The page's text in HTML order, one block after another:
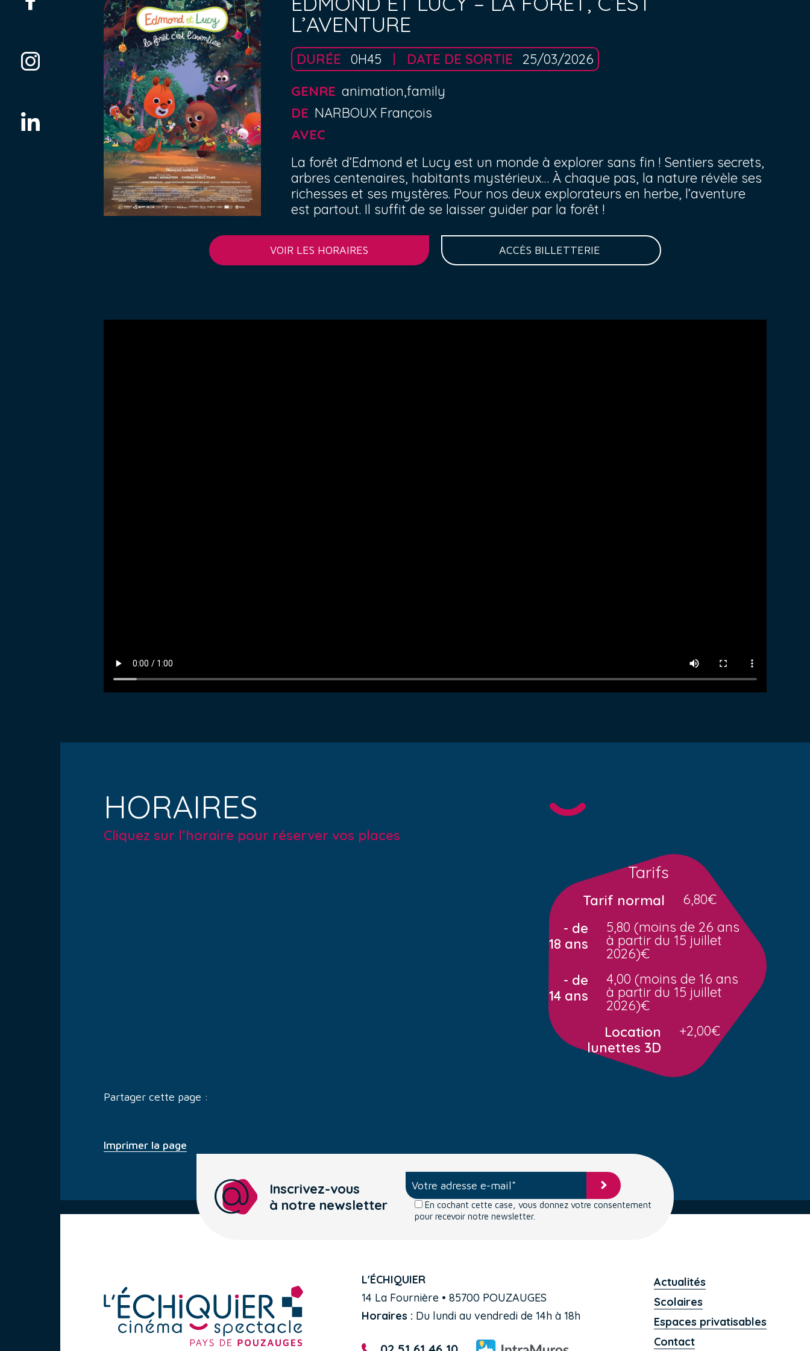
L’AVENTURE
DURÉE 0H45 DATE DE SORTIE
25/03/2026
GENRE animation,family
DE NARBOUX François
AVEC
La forêt d’Edmond et Lucy est un monde à explorer sans fin ! Sentiers secrets,
arbres centenaires, habitants mystérieux… À chaque pas, la nature révèle ses
richesses et ses mystères. Pour nos deux explorateurs en herbe, l’aventure
est partout. Il suffit de se laisser guider par la forêt !
VOIR LES HORAIRES ACCÈS BILLETTERIE
HORAIRES
Cliquez sur l’horaire pour réserver vos places
Tarifs
Tarif normal
6,80€
- de
18 ans
5,80 (moins de 26 ans
à partir du 15 juillet
2026)€
- de
14 ans
4,00 (moins de 16 ans
à partir du 15 juillet
2026)€
Location
lunettes 3D
+2,00€
Partager cette page :
Imprimer la page
Inscrivez-vous
à notre newsletter
En cochant cette case, vous donnez votre consentement
pour recevoir notre newsletter.
L'ÉCHIQUIER
14 La Fournière • 85700 POUZAUGES
Horaires : Du lundi au vendredi de 14h à 18h
Actualités
Scolaires
Espaces privatisables
Contact